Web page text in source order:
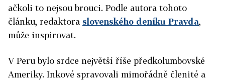
ačkoli to nejsou brouci. Podle autora tohoto
článku, redaktora slovenského deníku Pravda,
může inspirovat.
V Peru bylo srdce největší říše předkolumbovské
Ameriky. Inkové spravovali mimořádně členité a